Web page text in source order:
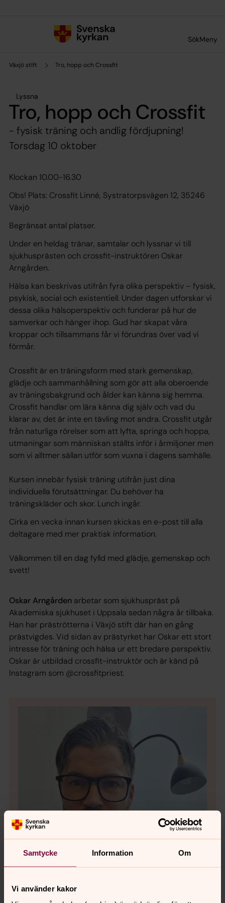
Samtycke Information Om
Vi använder kakor
SökMeny
Växjö stift Tro, hopp och Crossfit
Lyssna
Tro, hopp och Crossfit
- fysisk träning och andlig fördjupning!
Torsdag 10 oktober
Klockan 10.00-16.30
Obs! Plats: Crossfit Linné, Systratorpsvägen 12, 35246
Växjö
Begränsat antal platser.
Under en heldag tränar, samtalar och lyssnar vi till
sjukhusprästen och crossfit-instruktören Oskar
Arngården.
Hälsa kan beskrivas utifrån fyra olika perspektiv – fysisk,
psykisk, social och existentiell. Under dagen utforskar vi
dessa olika hälsoperspektiv och funderar på hur de
samverkar och hänger ihop. Gud har skapat våra
kroppar och tillsammans får vi förundras över vad vi
förmår.
Crossfit är en träningsform med stark gemenskap,
glädje och sammanhållning som gör att alla oberoende
av träningsbakgrund och ålder kan känna sig hemma.
Crossfit handlar om lära känna dig själv och vad du
klarar av, det är inte en tävling mot andra. Crossfit utgår
från naturliga rörelser som att lyfta, springa och hoppa,
utmaningar som människan ställts inför i årmiljoner men
som vi alltmer sällan utför som vuxna i dagens samhälle.
Kursen innebär fysisk träning utifrån just dina
individuella förutsättningar. Du behöver ha
träningskläder och skor. Lunch ingår.
Cirka en vecka innan kursen skickas en e-post till alla
deltagare med mer praktisk information.
Välkommen till en dag fylld med glädje, gemenskap och
svett!
Oskar Arngården arbetar som sjukhuspräst på
Akademiska sjukhuset i Uppsala sedan några år tillbaka.
Han har präströtterna i Växjö stift där han en gång
prästvigdes. Vid sidan av prästyrket har Oskar ett stort
intresse för träning och hälsa ur ett bredare perspektiv.
Oskar är utbildad crossfit-instruktör och är känd på
Instagram som @crossfitpriest.